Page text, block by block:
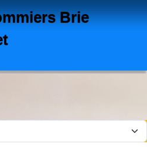
Brie